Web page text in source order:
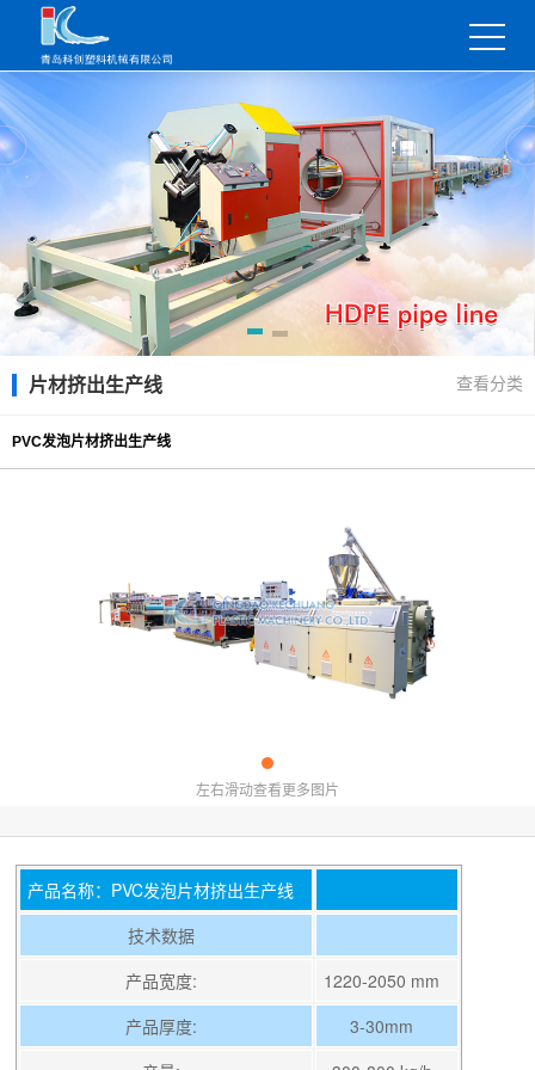
片材挤出生产线 查看分类
PVC发泡片材挤出生产线
左右滑动查看更多图片
产品名称：PVC发泡片材挤出生产线
技术数据
产品宽度:
1220-2050 mm
产品厚度:
3-30mm